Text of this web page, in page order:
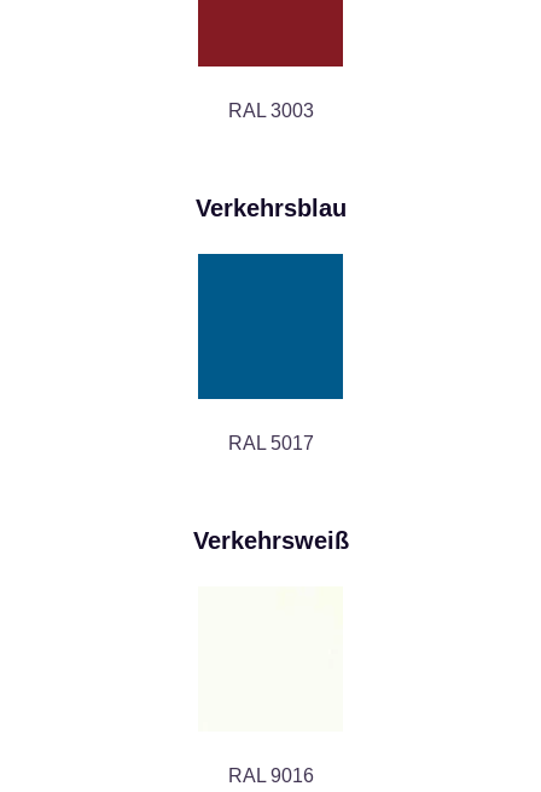
RAL 3003
Verkehrsblau
RAL 5017
Verkehrsweiß
RAL 9016